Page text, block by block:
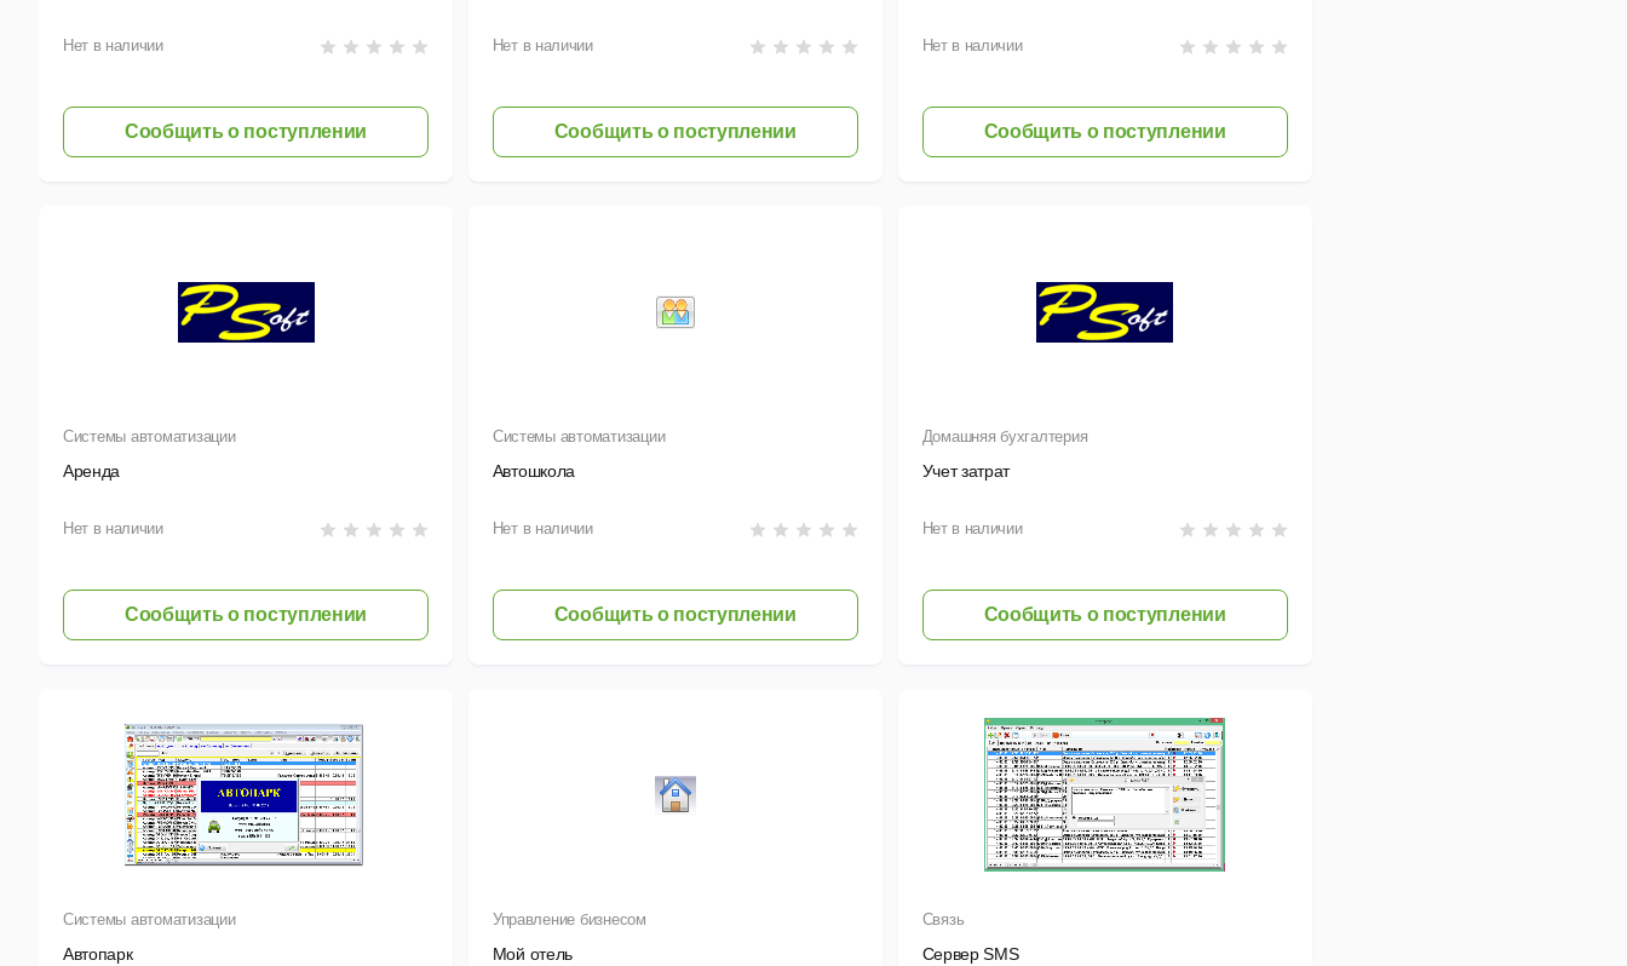
Нет в наличии
Сообщить о поступлении
Нет в наличии
Сообщить о поступлении
Нет в наличии
Сообщить о поступлении
Системы автоматизации
Аренда
Нет в наличии
Сообщить о поступлении
Системы автоматизации
Автошкола
Нет в наличии
Сообщить о поступлении
Домашняя бухгалтерия
Учет затрат
Нет в наличии
Сообщить о поступлении
Системы автоматизации
Автопарк
Управление бизнесом
Мой отель
Связь
Сервер SMS